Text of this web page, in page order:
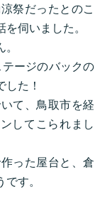
祭だったとのこ
伺いました。
ージのバックの
た！
て、鳥取市を経
してこられまし
った屋台と、倉
す。